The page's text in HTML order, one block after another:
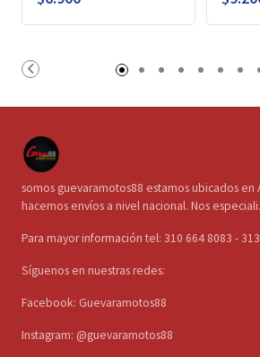
somos guevaramotos88 estamos ubicados en
hacemos envíos a nivel nacional. Nos
Para mayor información tel: 310 664 8083 -
Síguenos en nuestras redes:
Facebook: Guevaramotos88
Instagram: @guevaramotos88